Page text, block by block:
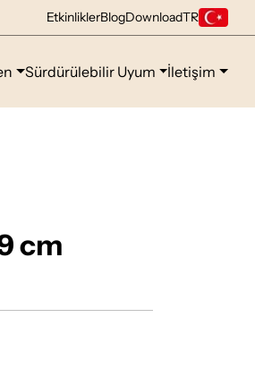
EtkinliklerBlogDownloadTR
Sürdürülebilir Uyum İletişim
cm